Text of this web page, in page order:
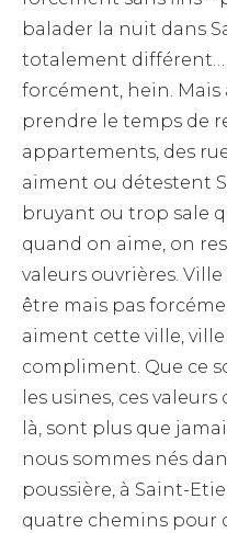
balader la nuit dans
totalement différent…
forcément, hein. Mais
prendre le temps de
appartements, des
aiment ou détestent
bruyant ou trop sale
quand on aime, on
valeurs ouvrières.
être mais pas
aiment cette ville,
compliment. Que ce
les usines, ces
là, sont plus que
nous sommes nés
poussière, à Saint-
quatre chemins pour